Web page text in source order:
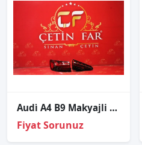
Audi̇ A4 B9 Makyajli Matri̇x Led Sol İç Diş Stop Takimi Sıfır Marelli̇
Fiyat Sorunuz